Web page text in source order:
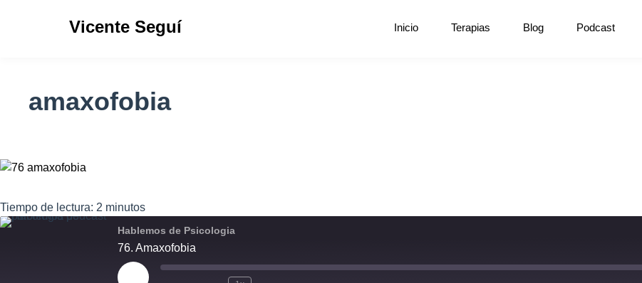
Vicente Seguí Inicio Terapias Blog Podcast
amaxofobia
Tiempo de lectura: 2 minutos
Hablemos de Psicologia
76. Amaxofobia